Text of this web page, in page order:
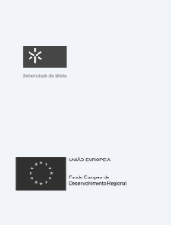
Fundação para a
República Portuguesa